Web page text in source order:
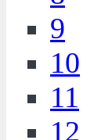
9
10
11
12